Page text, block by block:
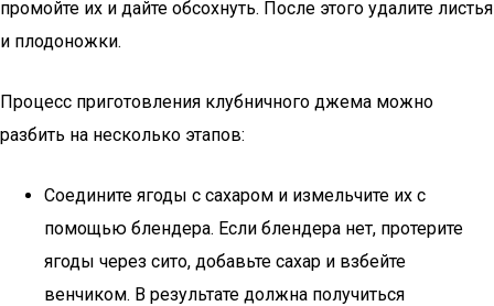
промойте их и дайте обсохнуть. После этого удалите листья
и плодоножки.
Процесс приготовления клубничного джема можно
разбить на несколько этапов:
Соедините ягоды с сахаром и измельчите их с
помощью блендера. Если блендера нет, протерите
ягоды через сито, добавьте сахар и взбейте
венчиком. В результате должна получиться